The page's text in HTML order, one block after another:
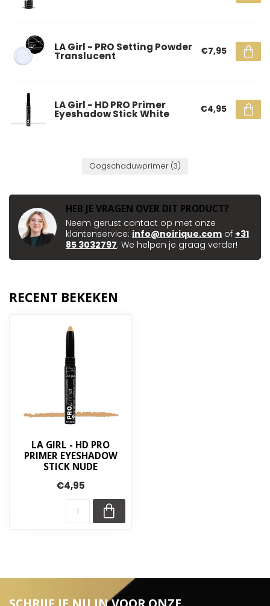
LA Girl - PRO Setting Powder
Translucent €7,95
LA Girl - HD PRO Primer
Eyeshadow Stick White €4,95
Oogschaduwprimer (3)
HEB JE VRAGEN OVER DIT PRODUCT?
Neem gerust contact op met onze
klantenservice: info@noirique.com of +31
85 3032797. We helpen je graag verder!
RECENT BEKEKEN
LA GIRL - HD PRO
PRIMER EYESHADOW
STICK NUDE
€4,95